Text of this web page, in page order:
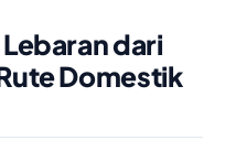
dari
Domestik